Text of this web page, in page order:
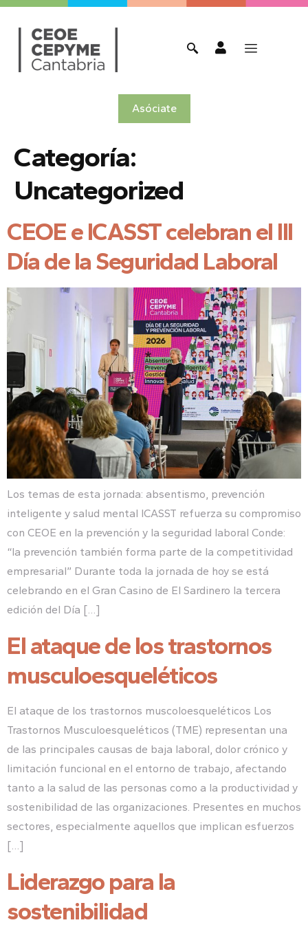
Asóciate
Categoría:
Uncategorized
CEOE e ICASST celebran el III
Día de la Seguridad Laboral
Los temas de esta jornada: absentismo, prevención
inteligente y salud mental ICASST refuerza su compromiso
con CEOE en la prevención y la seguridad laboral Conde:
“la prevención también forma parte de la competitividad
empresarial” Durante toda la jornada de hoy se está
celebrando en el Gran Casino de El Sardinero la tercera
edición del Día […]
El ataque de los trastornos
musculoesqueléticos
El ataque de los trastornos muscoloesqueléticos Los
Trastornos Musculoesqueléticos (TME) representan una
de las principales causas de baja laboral, dolor crónico y
limitación funcional en el entorno de trabajo, afectando
tanto a la salud de las personas como a la productividad y
sostenibilidad de las organizaciones. Presentes en muchos
sectores, especialmente aquellos que implican esfuerzos
[…]
Liderazgo para la
sostenibilidad